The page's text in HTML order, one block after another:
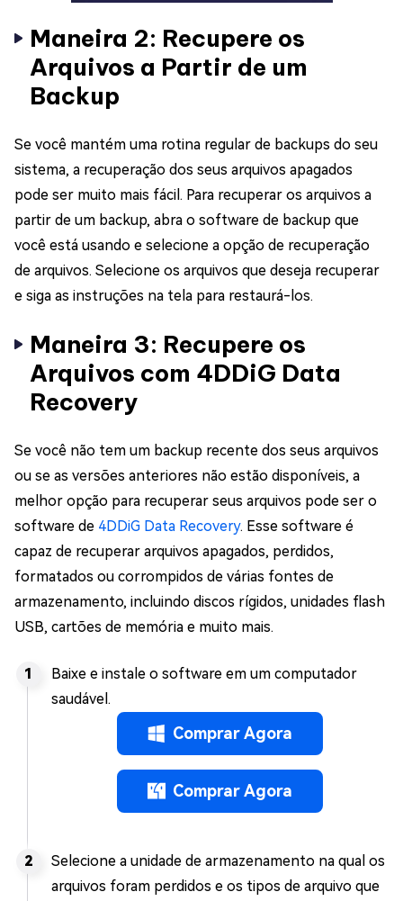
Maneira 2: Recupere os
Arquivos a Partir de um
Backup
Se você mantém uma rotina regular de backups do seu
sistema, a recuperação dos seus arquivos apagados
pode ser muito mais fácil. Para recuperar os arquivos a
partir de um backup, abra o software de backup que
você está usando e selecione a opção de recuperação
de arquivos. Selecione os arquivos que deseja recuperar
e siga as instruções na tela para restaurá-los.
Maneira 3: Recupere os
Arquivos com 4DDiG Data
Recovery
Se você não tem um backup recente dos seus arquivos
ou se as versões anteriores não estão disponíveis, a
melhor opção para recuperar seus arquivos pode ser o
software de 4DDiG Data Recovery. Esse software é
capaz de recuperar arquivos apagados, perdidos,
formatados ou corrompidos de várias fontes de
armazenamento, incluindo discos rígidos, unidades flash
USB, cartões de memória e muito mais.
Baixe e instale o software em um computador
saudável.
Comprar Agora
Comprar Agora
Selecione a unidade de armazenamento na qual os
arquivos foram perdidos e os tipos de arquivo que